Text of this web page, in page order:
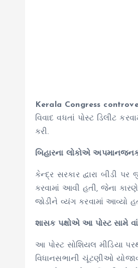
Kerala Congress
વિવાદ વધતાં પોસ્ટ ડિલીટ
કરી.
બિહારના લોકોએ
કેન્દ્ર સરકાર દ્વારા બીડી
કરવામાં આવી હતી, જેના કારણે
જોડીને વ્યંગ કરવામાં આવ્યો
શાસક પક્ષોએ આ પોસ્ટ સામે
આ પોસ્ટ સોશિયલ મીડિયા
વિધાનસભાની ચૂંટણીઓ